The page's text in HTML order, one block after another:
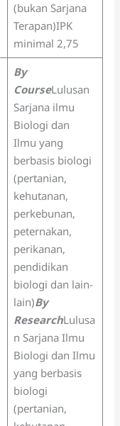
(bukan Sarjana
Terapan)IPK
minimal 2,75
By
CourseLulusan
Sarjana ilmu
Biologi dan
Ilmu yang
berbasis biologi
(pertanian,
kehutanan,
perkebunan,
peternakan,
perikanan,
pendidikan
biologi dan lain-
lain)By
ResearchLulusa
n Sarjana Ilmu
Biologi dan Ilmu
yang berbasis
biologi
(pertanian,